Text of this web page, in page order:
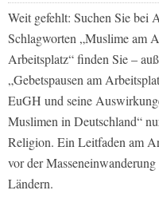
Weit gefehlt: Suchen Sie bei
Schlagworten „Muslime am
Arbeitsplatz“ finden Sie –
„Gebetspausen am
EuGH und seine
Muslimen in Deutschland“
Religion. Ein Leitfaden am
vor der
Ländern.